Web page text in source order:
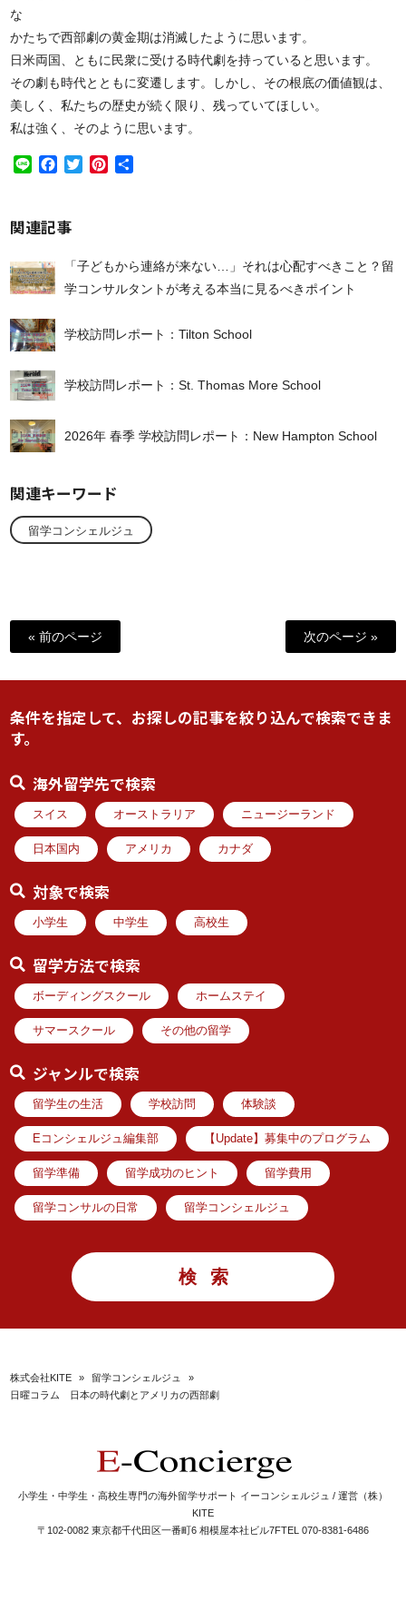
な
かたちで西部劇の黄金期は消滅したように思います。
日米両国、ともに民衆に受ける時代劇を持っていると思います。
その劇も時代とともに変遷します。しかし、その根底の価値観は、
美しく、私たちの歴史が続く限り、残っていてほしい。
私は強く、そのように思います。
Line Facebook
TwitterPinterest
関連記事
「子どもから連絡が来ない…」それは心配すべきこと？留
学コンサルタントが考える本当に見るべきポイント
学校訪問レポート：Tilton School
学校訪問レポート：St. Thomas More School
2026年 春季 学校訪問レポート：New Hampton School
関連キーワード
留学コンシェルジュ
« 前のページ 次のページ »
条件を指定して、お探しの記事を絞り込んで検索できま
す。
海外留学先で検索
スイス オーストラリア ニュージーランド
日本国内 アメリカ カナダ
対象で検索
小学生 中学生 高校生
留学方法で検索
ボーディングスクール ホームステイ
サマースクール その他の留学
ジャンルで検索
留学生の生活 学校訪問 体験談
Eコンシェルジュ編集部 【Update】募集中のプログラム
留学準備 留学成功のヒント 留学費用
留学コンサルの日常 留学コンシェルジュ
株式会社KITE » 留学コンシェルジュ
»
日曜コラム 日本の時代劇とアメリカの西部劇
小学生・中学生・高校生専門の海外留学サポート イーコンシェルジュ / 運営（株）
KITE
〒102-0082 東京都千代田区一番町6 相模屋本社ビル7FTEL 070-8381-6486